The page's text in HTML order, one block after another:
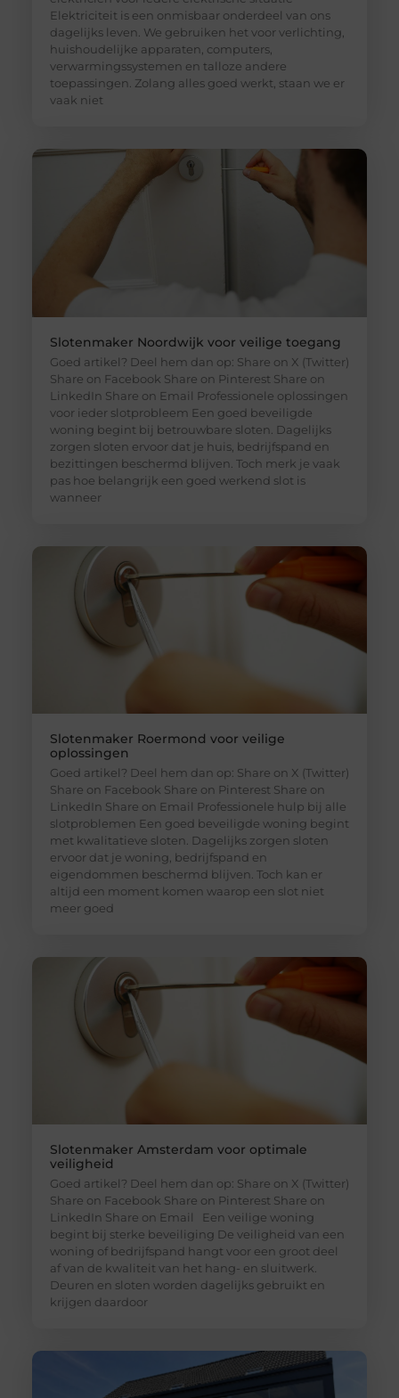
Elektriciteit is een onmisbaar onderdeel van ons
dagelijks leven. We gebruiken het voor verlichting,
huishoudelijke apparaten, computers,
verwarmingssystemen en talloze andere
toepassingen. Zolang alles goed werkt, staan we er
vaak niet
Slotenmaker Noordwijk voor veilige toegang
Goed artikel? Deel hem dan op: Share on X (Twitter)
Share on Facebook Share on Pinterest Share on
LinkedIn Share on Email Professionele oplossingen
voor ieder slotprobleem Een goed beveiligde
woning begint bij betrouwbare sloten. Dagelijks
zorgen sloten ervoor dat je huis, bedrijfspand en
bezittingen beschermd blijven. Toch merk je vaak
pas hoe belangrijk een goed werkend slot is
wanneer
Slotenmaker Roermond voor veilige
oplossingen
Goed artikel? Deel hem dan op: Share on X (Twitter)
Share on Facebook Share on Pinterest Share on
LinkedIn Share on Email Professionele hulp bij alle
slotproblemen Een goed beveiligde woning begint
met kwalitatieve sloten. Dagelijks zorgen sloten
ervoor dat je woning, bedrijfspand en
eigendommen beschermd blijven. Toch kan er
altijd een moment komen waarop een slot niet
meer goed
Slotenmaker Amsterdam voor optimale
veiligheid
Goed artikel? Deel hem dan op: Share on X (Twitter)
Share on Facebook Share on Pinterest Share on
LinkedIn Share on Email Een veilige woning
begint bij sterke beveiliging De veiligheid van een
woning of bedrijfspand hangt voor een groot deel
af van de kwaliteit van het hang- en sluitwerk.
Deuren en sloten worden dagelijks gebruikt en
krijgen daardoor